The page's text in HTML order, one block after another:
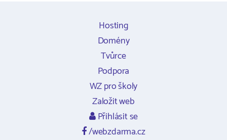
Hosting
Domény
Tvůrce
Podpora
WZ pro školy
Založit web
Přihlásit se
/webzdarma.cz